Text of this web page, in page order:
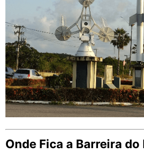
Onde Fica a Barreira